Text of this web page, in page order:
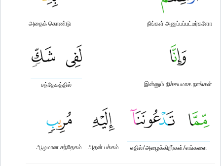
நீங்கள் அனுப்பப்பட்டீர்களோ
அதைக் கொண்டு
இன்னும் நிச்சயமாக நாங்கள்
சந்தேகத்தில்
எதில்/அழைக்கிறீர்கள்/எங்களை
அதன் பக்கம்
ஆழமான சந்தேகம்